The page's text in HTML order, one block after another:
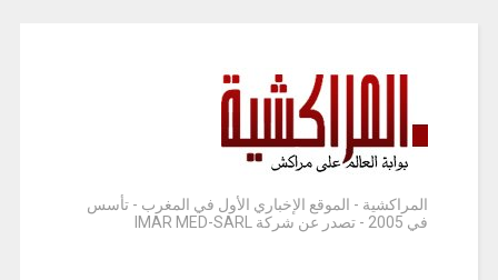
المراكشية - الموقع الإخباري الأول في المغرب - تأسس
في 2005 - تصدر عن شركة IMAR MED-SARL